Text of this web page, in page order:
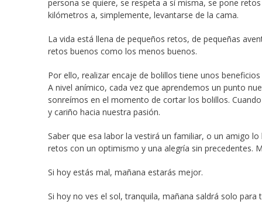
persona se quiere, se respeta a sí misma, se pone
kilómetros a, simplemente, levantarse de la cama.
La vida está llena de pequeños retos, de pequeñas
retos buenos como los menos buenos.
Por ello, realizar encaje de bolillos tiene unos
A nivel anímico, cada vez que aprendemos un punto
sonreímos en el momento de cortar los bolillos.
y cariño hacia nuestra pasión.
Saber que esa labor la vestirá un familiar, o un amigo
retos con un optimismo y una alegría sin precedentes.
Si hoy estás mal, mañana estarás mejor.
Si hoy no ves el sol, tranquila, mañana saldrá solo para